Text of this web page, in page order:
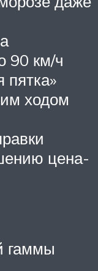
90 км/ч
ходом
цена-
гаммы